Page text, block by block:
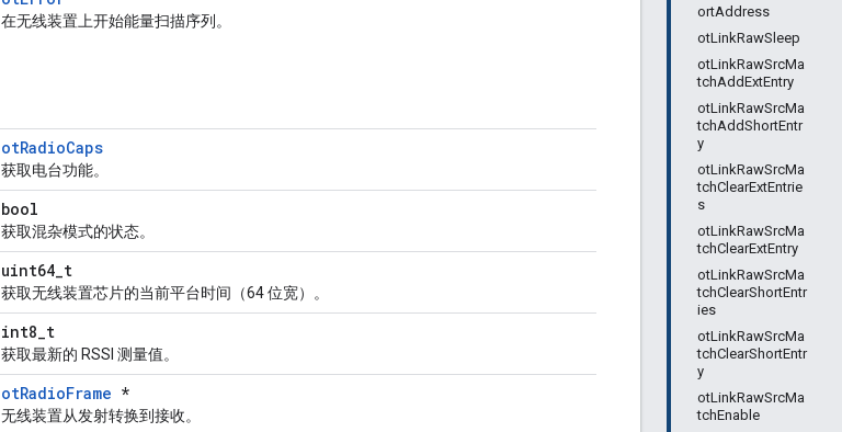
ortAddress
otLinkRawSleep
otLinkRawSrcMa
tchAddExtEntry
otLinkRawSrcMa
tchAddShortEntr
y
otLinkRawSrcMa
tchClearExtEntrie
s
otLinkRawSrcMa
tchClearExtEntry
otLinkRawSrcMa
tchClearShortEntr
ies
otLinkRawSrcMa
tchClearShortEntr
y
otLinkRawSrcMa
tchEnable
在无线装置上开始能量扫描序列。
otRadioCaps
获取电台功能。
bool
获取混杂模式的状态。
uint64_t
获取无线装置芯片的当前平台时间（64 位宽）。
int8_t
获取最新的 RSSI 测量值。
otRadioFrame *
无线装置从发射转换到接收。